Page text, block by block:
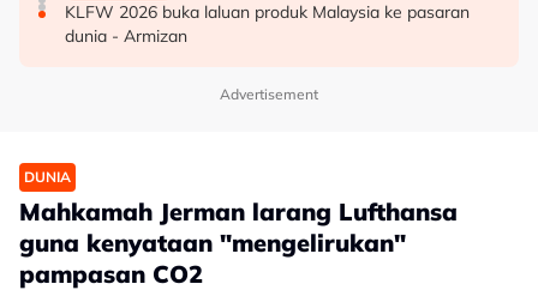
Era berakhir: John Cena beri penghormatan kepada AJ
Styles, Brock Lesnar
Gelombang haba: Rakyat Britain tidur di dapur, ambil
cuti
KLFW 2026 buka laluan produk Malaysia ke pasaran
dunia - Armizan
Advertisement
DUNIA
Mahkamah Jerman larang Lufthansa
guna kenyataan "mengelirukan"
pampasan CO2